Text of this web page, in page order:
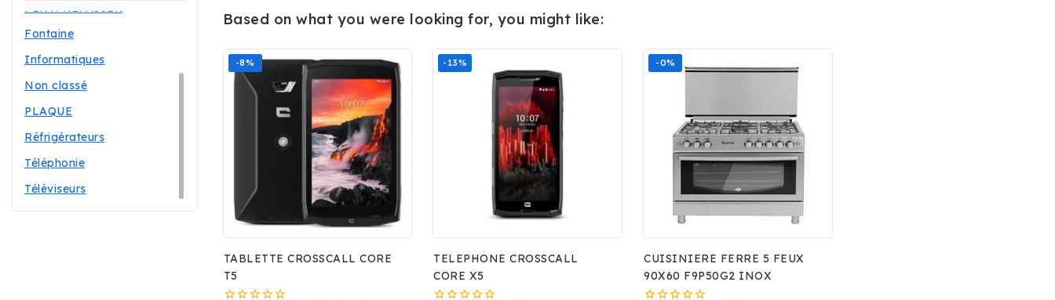
Based on what you were looking for, you might like:
-8%
TABLETTE CROSSCALL CORE
T5
-13%
TELEPHONE CROSSCALL
CORE X5
-0%
CUISINIERE FERRE 5 FEUX
90X60 F9P50G2 INOX
FER A REPASSER
Fontaine
Informatiques
Non classé
PLAQUE
Réfrigérateurs
Téléphonie
Téléviseurs
Rejoignez notre newsletter et
obtenez 20 % de réduction
sur votre première
commande.
Soyez le premier à découvrir nos nouvelles
arrivées, offres exclusives et les dernières